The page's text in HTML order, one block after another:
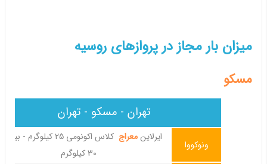
میزان بار مجاز در پروازهای روسیه
مسکو
تهران - مسکو - تهران
ایرلاینمعراج
کلاس اکونومی 25 کیلوگرم -
30 کیلوگرم
ونوکووا